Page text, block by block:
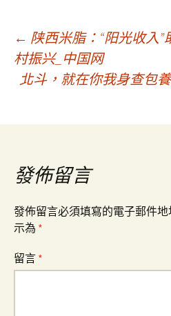
文
章
導
覽
← 陕西米脂：“阳光收入
村振兴_中国网
北斗，就在你我身查包
發佈留言
發佈留言必須填寫的電子郵件地
示為 *
留言 *